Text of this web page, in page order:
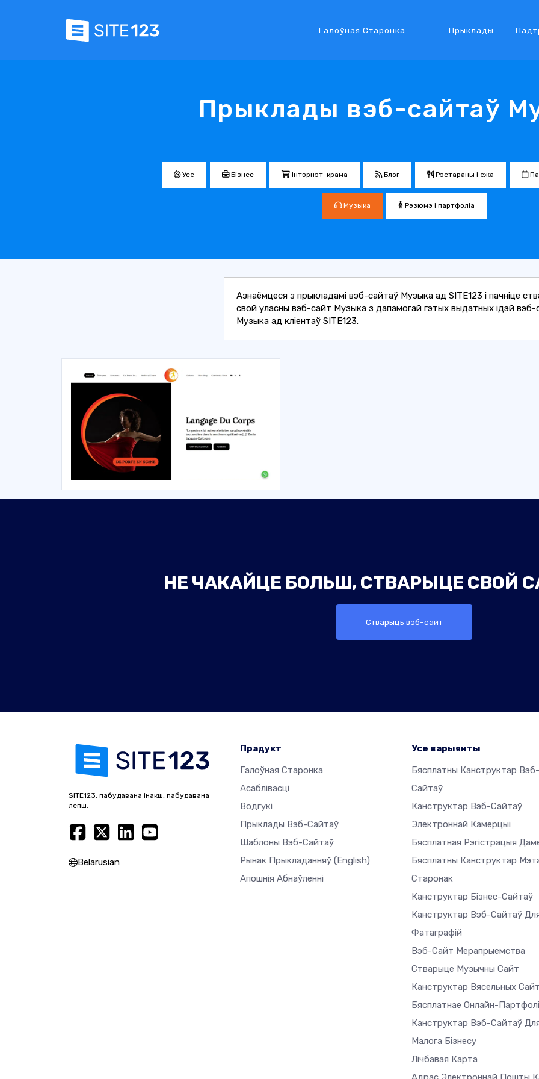
Галоўная Старонка Прыклады
Прыклады вэб-сайтаў
Усе Бізнес Інтэрнэт-крама Блог Рэстараны і ежа
Музыка Рэзюмэ і партфоліа
Азнаёмцеся з прыкладамі вэб-сайтаў Музыка ад SITE123 і пачніце
свой уласны вэб-сайт Музыка з дапамогай гэтых выдатных ідэй вэб-
Музыка ад кліентаў SITE123.
НЕ ЧАКАЙЦЕ БОЛЬШ, СТВАРЫЦЕ СВОЙ
Стварыць вэб-сайт
SITE123: пабудавана інакш, пабудавана
лепш.
Belarusian
Прадукт
Галоўная Старонка
Асаблівасці
Водгукі
Прыклады Вэб-Сайтаў
Шаблоны Вэб-Сайтаў
Рынак Прыкладанняў (English)
Апошнія Абнаўленні
Усе варыянты
Бясплатны Канструктар Вэб-
Сайтаў
Канструктар Вэб-Сайтаў
Электроннай Камерцыі
Бясплатная Рэгістрацыя
Бясплатны Канструктар
Старонак
Канструктар Бізнес-Сайтаў
Канструктар Вэб-Сайтаў
Фатаграфій
Вэб-Сайт Мерапрыемства
Стварыце Музычны Сайт
Канструктар Вясельных
Бясплатнае Онлайн-
Канструктар Вэб-Сайтаў
Малога Бізнесу
Лічбавая Карта